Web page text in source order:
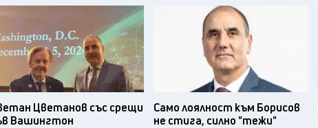
Цветанов със срещи
Вашингтон
Само лоялност към Борисов
не стига, силно "тежи"